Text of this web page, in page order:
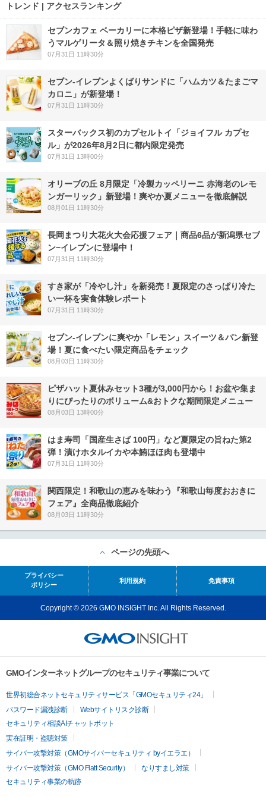
トレンド | アクセスランキング
セブンカフェ ベーカリーに本格ピザ新登場！手軽に味わ
うマルゲリータ＆照り焼きチキンを全国発売
07月31日 11時30分
セブン‐イレブンよくばりサンドに「ハムカツ＆たまごマ
カロニ」が新登場！
07月31日 11時30分
スターバックス初のカプセルトイ「ジョイフル カプセ
ル」が2026年8月2日に都内限定発売
07月31日 13時00分
オリーブの丘 8月限定「冷製カッペリーニ 赤海老のレモ
ンガーリック」新登場！爽やか夏メニューを徹底解説
08月01日 11時30分
長岡まつり大花火大会応援フェア｜商品6品が新潟県セブ
ン−イレブンに登場中！
07月31日 11時30分
すき家が「冷やし汁」を新発売！夏限定のさっぱり冷た
い一杯を実食体験レポート
07月31日 11時30分
セブン‐イレブンに爽やか「レモン」スイーツ＆パン新登
場！夏に食べたい限定商品をチェック
08月03日 11時30分
ピザハット夏休みセット3種が3,000円から！お盆や集ま
りにぴったりのボリューム&おトクな期間限定メニュー
08月03日 13時00分
はま寿司「国産生さば 100円」など夏限定の旨ねた第2
弾！漬けホタルイカや本鮪ほほ肉も登場中
07月31日 11時30分
関西限定！和歌山の恵みを味わう『和歌山毎度おおきに
フェア』全商品徹底紹介
08月03日 11時30分
ページの先頭へ
プライバシー
ポリシー
利用規約 免責事項
Copyright © 2026 GMO INSIGHT Inc. All Rights Reserved.
GMOインターネットグループのセキュリティ事業について
世界初総合ネットセキュリティサービス「GMOセキュリティ24」
パスワード漏洩診断
Webサイトリスク診断
セキュリティ相談AIチャットボット
実在証明・盗聴対策
サイバー攻撃対策（GMOサイバーセキュリティ byイエラエ）
サイバー攻撃対策（GMO Flatt Security）
なりすまし対策
セキュリティ事業の軌跡